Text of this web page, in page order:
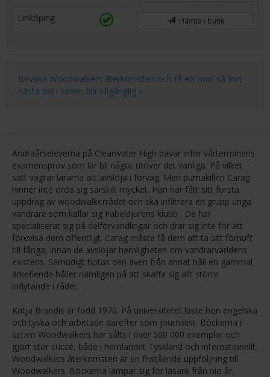
Linköping Hämta i butik
Bevaka Woodwalkers återkomsten och få ett mail så fort
nästa del i serien blir tillgänglig »
Andraårseleverna på Clearwater High bävar inför vårterminens
examensprov som lär bli något utöver det vanliga. På vilket
sätt vägrar lärarna att avslöja i förväg. Men pumakillen Carag
hinner inte oroa sig särskilt mycket. Han har fått sitt första
uppdrag av woodwalkerrådet och ska infiltrera en grupp unga
vandrare som kallar sig Fabeldjurens klubb . De har
specialiserat sig på delförvandlingar och drar sig inte för att
förevisa dem offentligt. Carag måste få dem att ta sitt förnuft
till fånga, innan de avslöjar hemligheten om vandrarvärldens
existens. Samtidigt hotas den även från annat håll en gammal
ärkefiende håller nämligen på att skaffa sig allt större
inflytande i rådet.
Katja Brandis är född 1970. På universitetet läste hon engelska
och tyska och arbetade därefter som journalist. Böckerna i
serien Woodwalkers har sålts i över 500 000 exemplar och
gjort stor succé, både i hemlandet Tyskland och internationellt.
Woodwalkers återkomsten är en fristående uppföljning till
Woodwalkers. Böckerna lämpar sig för läsare från nio år.